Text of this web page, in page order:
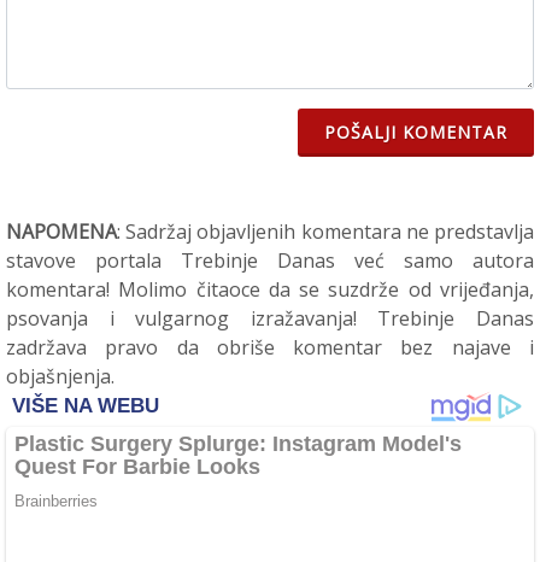
POŠALJI KOMENTAR
NAPOMENA: Sadržaj objavljenih komentara ne predstavlja
stavove portala Trebinje Danas već samo autora
komentara! Molimo čitaoce da se suzdrže od vrijeđanja,
psovanja i vulgarnog izražavanja! Trebinje Danas
zadržava pravo da obriše komentar bez najave i
objašnjenja.